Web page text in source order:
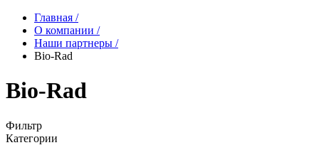
Главная /
О компании /
Наши партнеры /
Bio-Rad
Bio-Rad
Фильтр
Категории